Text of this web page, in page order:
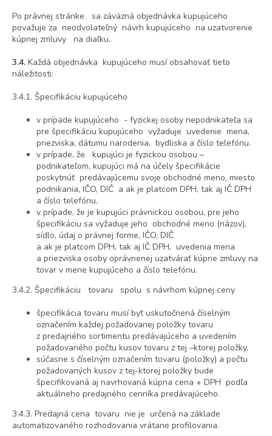
Po právnej stránke sa záväzná objednávka kupujúceho
považuje za neodvolateľný návrh kupujúceho na uzatvorenie
kúpnej zmluvy na diaľku.
3.4. Každá objednávka kupujúceho musí obsahovať tieto
náležitosti:
3.4.1. Špecifikáciu kupujúceho
v prípade kupujúceho - fyzickej osoby nepodnikateľa sa
pre špecifikáciu kupujúceho vyžaduje uvedenie mena,
priezviska, dátumu narodenia, bydliska a číslo telefónu.
v prípade, že kupujúci je fyzickou osobou –
podnikateľom, kupujúci má na účely špecifikácie
poskytnúť predávajúcemu svoje obchodné meno, miesto
podnikania, IČO, DIČ a ak je platcom DPH, tak aj IČ DPH
a číslo telefónu,
v prípade, že je kupujúci právnickou osobou, pre jeho
špecifikáciu sa vyžaduje jeho obchodné meno (názov),
sídlo, údaj o právnej forme, IČO, DIČ
a ak je platcom DPH, tak aj IČ DPH, uvedenia mena
a priezviska osoby oprávnenej uzatvárať kúpne zmluvy na
tovar v mene kupujúceho a číslo telefónu.
3.4.2. Špecifikáciu tovaru spolu s návrhom kúpnej ceny
špecifikácia tovaru musí byť uskutočnená číselným
označením každej požadovanej položky tovaru
z predajného sortimentu predávajúceho a uvedením
požadovaného počtu kusov tovaru z tej –ktorej položky,
súčasne s číselným označením tovaru (položky) a počtu
požadovaných kusov z tej-ktorej položky bude
špecifikovaná aj navrhovaná kúpna cena + DPH podľa
aktuálneho predajného cenníka predávajúceho.
3.4.3. Predajná cena tovaru nie je určená na základe
automatizovaného rozhodovania vrátane profilovania.